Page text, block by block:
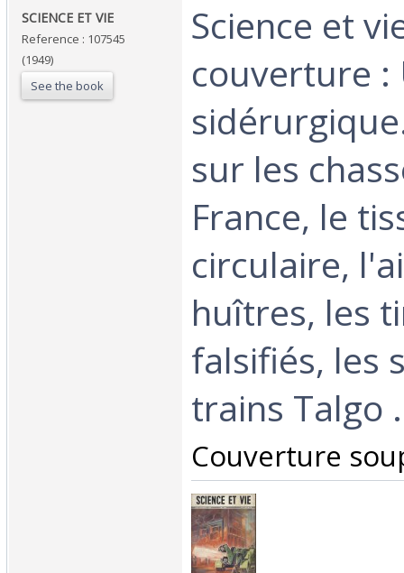
‎SCIENCE ET VIE ‎
Reference : 107545
(1949)
See the book
‎Science et
couverture :
sur les
France, le
circulaire,
huîtres, les
falsifiés, les
trains Talgo
‎Couverture